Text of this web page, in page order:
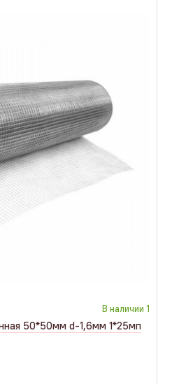
В наличии 1
50*50мм d-1,6мм 1*25мп